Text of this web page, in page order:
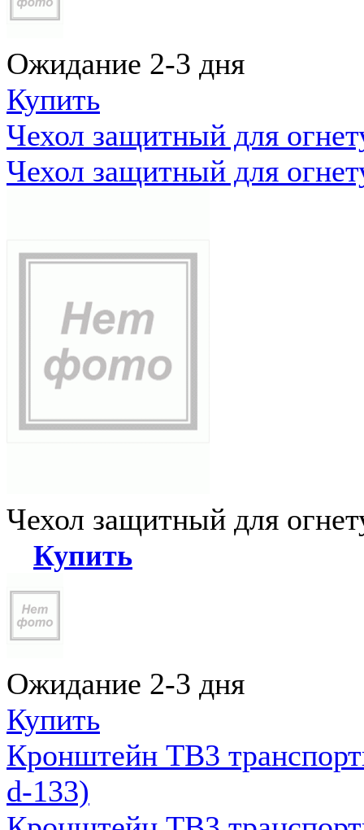
Ожидание 2-3 дня
Купить
Чехол защитный для
Чехол защитный для
Чехол защитный для
Купить
Ожидание 2-3 дня
Купить
Кронштейн ТВ3
d-133)